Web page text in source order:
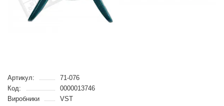
Артикул:
71-076
Код:
0000013746
Виробники
VST